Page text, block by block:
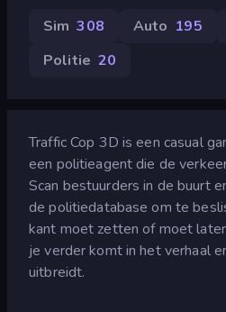
Sim 308 Auto 195
Politie 20
Traffic Cop 3D is een casual
een politieagent die de
Scan bestuurders in de buurt
de politiedatabase om te
kant moet zetten of moet
je verder komt in het verhaal
uitbreidt.